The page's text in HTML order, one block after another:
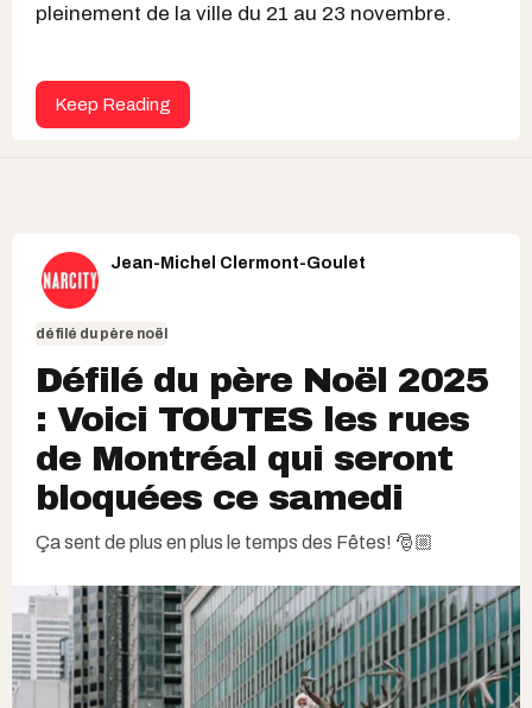
pleinement de la ville du 21 au 23 novembre.
Keep Reading
Jean-Michel Clermont-Goulet
défilé du père noël
Défilé du père Noël 2025
: Voici TOUTES les rues
de Montréal qui seront
bloquées ce samedi
Ça sent de plus en plus le temps des Fêtes! 🎅🏼